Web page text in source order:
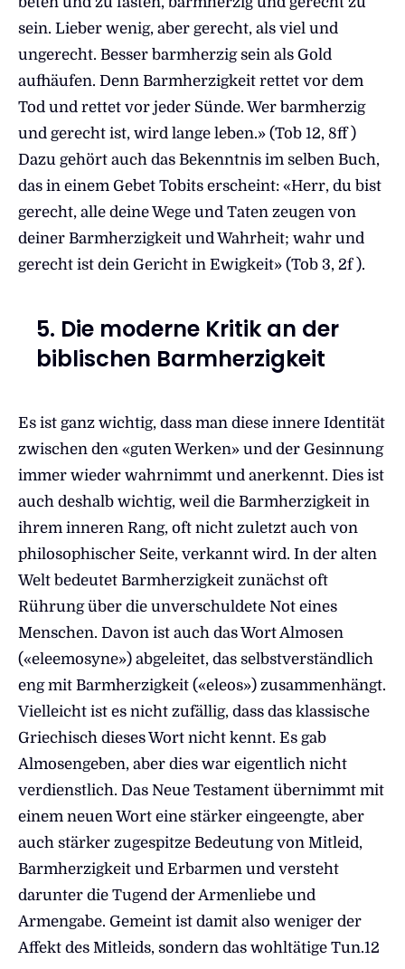
sein. Lieber wenig, aber gerecht, als viel und
ungerecht. Besser barmherzig sein als Gold
aufhäufen. Denn Barmherzigkeit rettet vor dem
Tod und rettet vor jeder Sünde. Wer barmherzig
und gerecht ist, wird lange leben.» (Tob 12, 8ff )
Dazu gehört auch das Bekenntnis im selben Buch,
das in einem Gebet Tobits erscheint: «Herr, du bist
gerecht, alle deine Wege und Taten zeugen von
deiner Barmherzigkeit und Wahrheit; wahr und
gerecht ist dein Gericht in Ewigkeit» (Tob 3, 2f ).
5. Die moderne Kritik an der
biblischen Barmherzigkeit
Es ist ganz wichtig, dass man diese innere Identität
zwischen den «guten Werken» und der Gesinnung
immer wieder wahrnimmt und anerkennt. Dies ist
auch deshalb wichtig, weil die Barmherzigkeit in
ihrem inneren Rang, oft nicht zuletzt auch von
philosophischer Seite, verkannt wird. In der alten
Welt bedeutet Barmherzigkeit zunächst oft
Rührung über die unverschuldete Not eines
Menschen. Davon ist auch das Wort Almosen
(«eleemosyne») abgeleitet, das selbstverständlich
eng mit Barmherzigkeit («eleos») zusammenhängt.
Vielleicht ist es nicht zufällig, dass das klassische
Griechisch dieses Wort nicht kennt. Es gab
Almosengeben, aber dies war eigentlich nicht
verdienstlich. Das Neue Testament übernimmt mit
einem neuen Wort eine stärker eingeengte, aber
auch stärker zugespitze Bedeutung von Mitleid,
Barmherzigkeit und Erbarmen und versteht
darunter die Tugend der Armenliebe und
Armengabe. Gemeint ist damit also weniger der
Affekt des Mitleids, sondern das wohltätige Tun.12